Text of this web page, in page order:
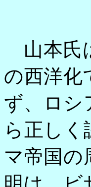
山本氏
の西洋化
ず、ロシ
ら正し
マ帝国の